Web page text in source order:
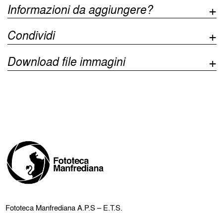
Informazioni da aggiungere?
Condividi
Download file immagini
Fototeca ManfredianaA.P.S – E.T.S.